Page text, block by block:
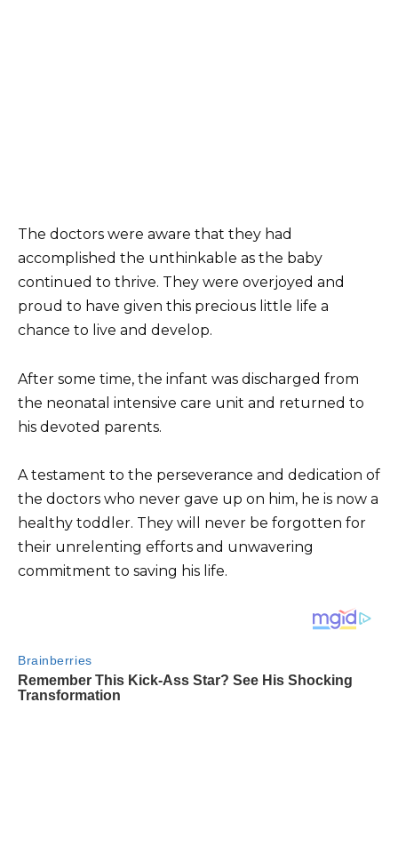
The doctors were aware that they had
accomplished the unthinkable as the baby
continued to thrive. They were overjoyed and
proud to have given this precious little life a
chance to live and develop.
After some time, the infant was discharged from
the neonatal intensive care unit and returned to
his devoted parents.
A testament to the perseverance and dedication of
the doctors who never gave up on him, he is now a
healthy toddler. They will never be forgotten for
their unrelenting efforts and unwavering
commitment to saving his life.